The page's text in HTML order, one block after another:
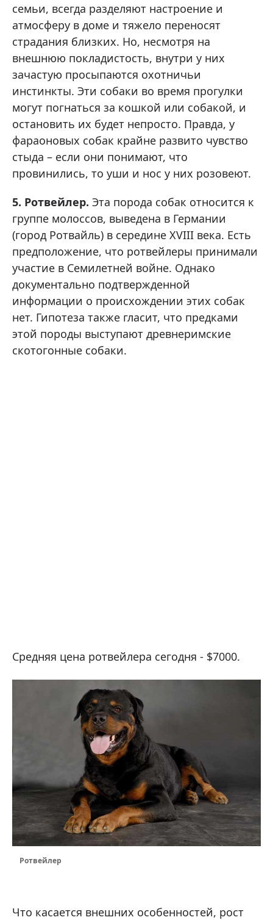
семьи, всегда разделяют настроение и
атмосферу в доме и тяжело переносят
страдания близких. Но, несмотря на
внешнюю покладистость, внутри у них
зачастую просыпаются охотничьи
инстинкты. Эти собаки во время прогулки
могут погнаться за кошкой или собакой, и
остановить их будет непросто. Правда, у
фараоновых собак крайне развито чувство
стыда – если они понимают, что
провинились, то уши и нос у них розовеют.
5. Ротвейлер. Эта порода собак относится к
группе молоссов, выведена в Германии
(город Ротвайль) в середине XVIII века. Есть
предположение, что ротвейлеры принимали
участие в Семилетней войне. Однако
документально подтвержденной
информации о происхождении этих собак
нет. Гипотеза также гласит, что предками
этой породы выступают древнеримские
скотогонные собаки.
Средняя цена ротвейлера сегодня - $7000.
Ротвейлер
Что касается внешних особенностей, рост